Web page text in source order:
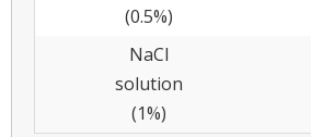
(0.5%)
NaCl
solution
(1%)